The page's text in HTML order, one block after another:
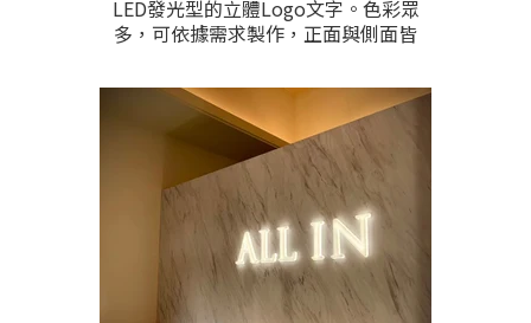
LED發光型的立體Logo文字。色彩眾
多，可依據需求製作，正面與側面皆
據文字圖形的尺寸和總數計價，可另
製作壓克力固定底板以符合現場安裝
環境。請提供尺寸與內容後洽詢。